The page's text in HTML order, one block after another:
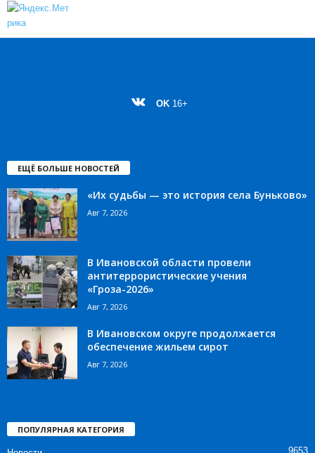
OK 16+
ЕЩЁ БОЛЬШЕ НОВОСТЕЙ
«Их судьбы — это история села Буньково»
Авг 7, 2026
В Ивановской области провели
антитеррористические учения
«Гроза-2026»
Авг 7, 2026
В Ивановском округе продолжается
обеспечение жильем сирот
Авг 7, 2026
ПОПУЛЯРНАЯ КАТЕГОРИЯ
9653